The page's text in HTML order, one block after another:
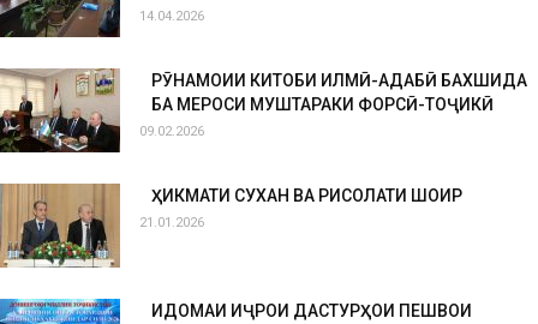
14.04.2026
РӮНАМОИИ КИТОБИ ИЛМӢ-АДАБӢ БАХШИДА
БА МЕРОСИ МУШТАРАКИ ФОРСӢ-ТОҶИКӢ
09.02.2026
ҲИКМАТИ СУХАН ВА РИСОЛАТИ ШОИР
21.01.2026
ИДОМАИ ИҶРОИ ДАСТУРҲОИ ПЕШВОИ